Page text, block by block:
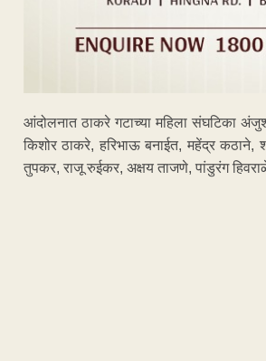
आंदोलनात ठाकरे गटाच्या महिला संघटिका
किशोर ठाकरे, हरिभाऊ बनाईत, महेंद्र
तुपकर, राजू रुईकर, अक्षय ताजणे, पांडुरंग